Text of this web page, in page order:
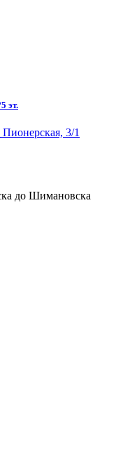
эт.
3/1
до Шимановска